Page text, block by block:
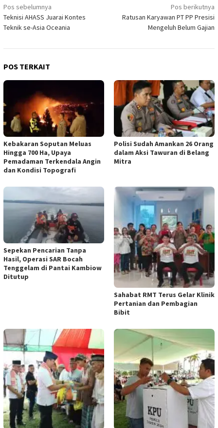
Navigasi
pos
Pos sebelumnya
Teknisi AHASS Juarai Kontes
Teknik se-Asia Oceania
Pos berikutnya
Ratusan Karyawan PT PP Presisi
Mengeluh Belum Gajian
POS TERKAIT
Kebakaran Soputan Meluas
Hingga 700 Ha, Upaya
Pemadaman Terkendala Angin
dan Kondisi Topografi
Polisi Sudah Amankan 26 Orang
dalam Aksi Tawuran di Belang
Mitra
Sepekan Pencarian Tanpa
Hasil, Operasi SAR Bocah
Tenggelam di Pantai Kambiow
Ditutup
Sahabat RMT Terus Gelar Klinik
Pertanian dan Pembagian
Bibit